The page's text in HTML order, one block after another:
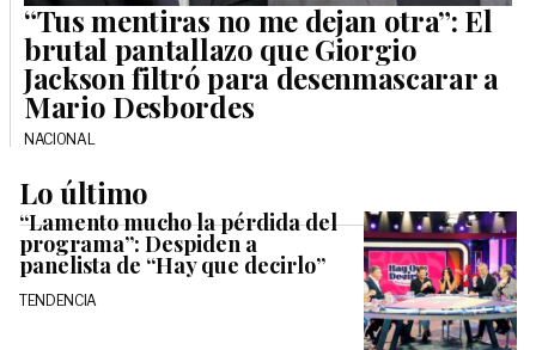
“Tus mentiras no me dejan otra”: El
brutal pantallazo que Giorgio
Jackson filtró para desenmascarar a
Mario Desbordes
NACIONAL
Lo último
“Lamento mucho la pérdida del
programa”: Despiden a
panelista de “Hay que decirlo”
TENDENCIA